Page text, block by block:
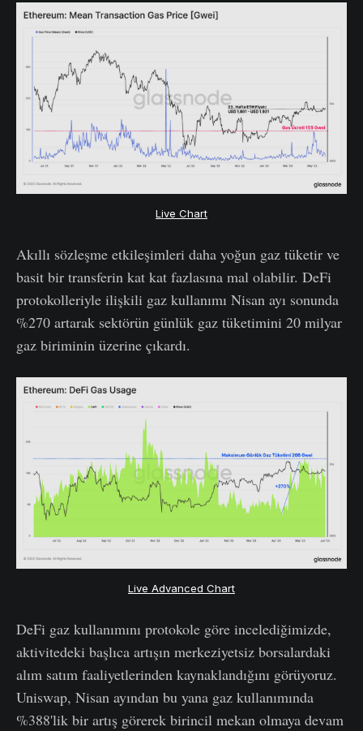
Live Chart
Akıllı sözleşme etkileşimleri daha yoğun gaz tüketir ve
basit bir transferin kat kat fazlasına mal olabilir. DeFi
protokolleriyle ilişkili gaz kullanımı Nisan ayı sonunda
%270 artarak sektörün günlük gaz tüketimini 20 milyar
gaz biriminin üzerine çıkardı.
Live Advanced Chart
DeFi gaz kullanımını protokole göre incelediğimizde,
aktivitedeki başlıca artışın merkeziyetsiz borsalardaki
alım satım faaliyetlerinden kaynaklandığını görüyoruz.
Uniswap, Nisan ayından bu yana gaz kullanımında
%388'lik bir artış görerek birincil mekan olmaya devam